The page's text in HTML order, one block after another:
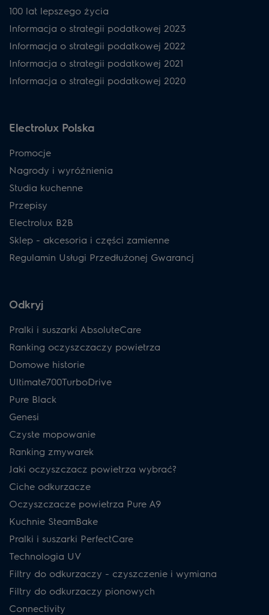
100 lat lepszego życia
Informacja o strategii podatkowej 2023
Informacja o strategii podatkowej 2022
Informacja o strategii podatkowej 2021
Informacja o strategii podatkowej 2020
Electrolux Polska
Promocje
Nagrody i wyróżnienia
Studia kuchenne
Przepisy
Electrolux B2B
Sklep - akcesoria i części zamienne
Regulamin Usługi Przedłużonej Gwarancj
Odkryj
Pralki i suszarki AbsoluteCare
Ranking oczyszczaczy powietrza
Domowe historie
Ultimate700TurboDrive
Pure Black
Genesi
Czyste mopowanie
Ranking zmywarek
Jaki oczyszczacz powietrza wybrać?
Ciche odkurzacze
Oczyszczacze powietrza Pure A9
Kuchnie SteamBake
Pralki i suszarki PerfectCare
Technologia UV
Filtry do odkurzaczy - czyszczenie i wymiana
Filtry do odkurzaczy pionowych
Connectivity